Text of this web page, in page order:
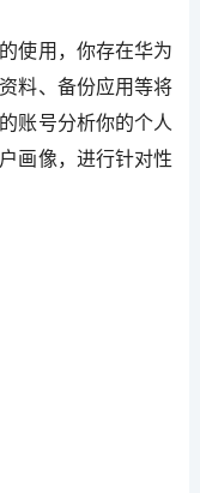
使用，你存在华为
料、备份应用等将
账号分析你的个人
画像，进行针对性